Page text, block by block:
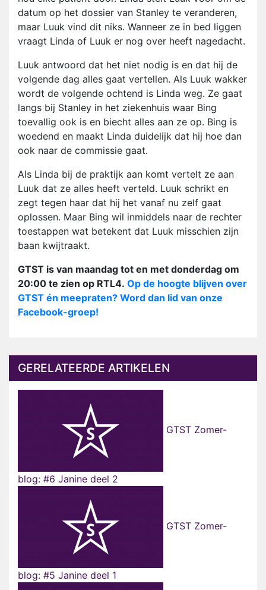
datum op het dossier van Stanley te veranderen,
maar Luuk vind dit niks. Wanneer ze in bed liggen
vraagt Linda of Luuk er nog over heeft nagedacht.
Luuk antwoord dat het niet nodig is en dat hij de
volgende dag alles gaat vertellen. Als Luuk wakker
wordt de volgende ochtend is Linda weg. Ze gaat
langs bij Stanley in het ziekenhuis waar Bing
toevallig ook is en biecht alles aan ze op. Bing is
woedend en maakt Linda duidelijk dat hij hoe dan
ook naar de commissie gaat.
Als Linda bij de praktijk aan komt vertelt ze aan
Luuk dat ze alles heeft verteld. Luuk schrikt en
zegt tegen haar dat hij het vanaf nu zelf gaat
oplossen. Maar Bing wil inmiddels naar de rechter
toestappen wat betekent dat Luuk misschien zijn
baan kwijtraakt.
GTST is van maandag tot en met donderdag om
20:00 te zien op RTL4. Op de hoogte blijven over
GTST én meepraten? Word dan lid van onze
Facebook-groep!
GERELATEERDE ARTIKELEN
GTST Zomer-
blog: #6 Janine deel 2
GTST Zomer-
blog: #5 Janine deel 1